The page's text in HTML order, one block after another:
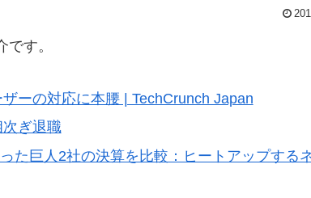
す。
ーの対応に本腰 | TechCrunch Japan
ぎ退職
た巨人2社の決算を比較：ヒートアップする